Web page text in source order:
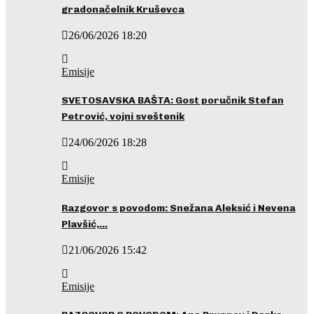
gradonačelnik Kruševca
26/06/2026 18:20
Emisije
SVETOSAVSKA BAŠTA: Gost poručnik Stefan
Petrović, vojni sveštenik
24/06/2026 18:28
Emisije
Razgovor s povodom: Snežana Aleksić i Nevena
Plavšić,…
21/06/2026 15:42
Emisije